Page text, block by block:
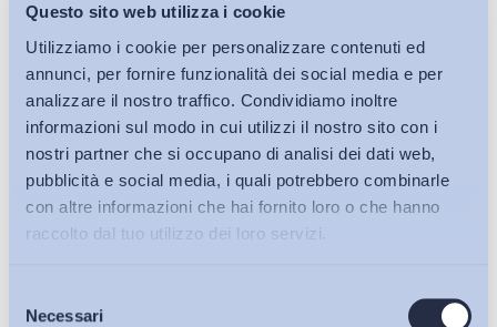
Questo sito web utilizza i cookie
Utilizziamo i cookie per personalizzare contenuti ed
annunci, per fornire funzionalità dei social media e per
analizzare il nostro traffico. Condividiamo inoltre
informazioni sul modo in cui utilizzi il nostro sito con i
nostri partner che si occupano di analisi dei dati web,
pubblicità e social media, i quali potrebbero combinarle
con altre informazioni che hai fornito loro o che hanno
raccolto dal tuo utilizzo dei loro servizi.
delNecessariBollettini ADAPT
Iscriviti alla Newsletter